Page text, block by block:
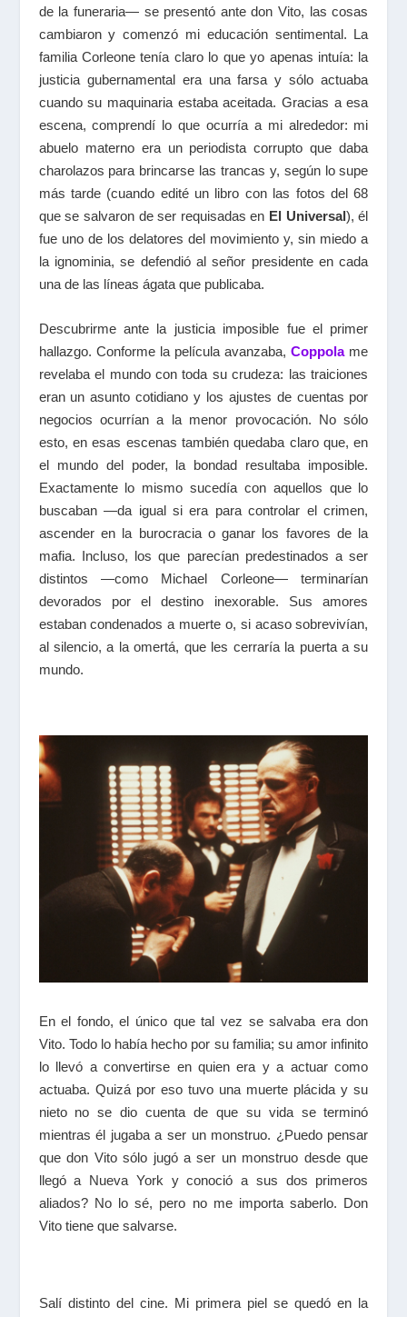
de la funeraria— se presentó ante don Vito, las cosas
cambiaron y comenzó mi educación sentimental. La
familia Corleone tenía claro lo que yo apenas intuía: la
justicia gubernamental era una farsa y sólo actuaba
cuando su maquinaria estaba aceitada. Gracias a esa
escena, comprendí lo que ocurría a mi alrededor: mi
abuelo materno era un periodista corrupto que daba
charolazos para brincarse las trancas y, según lo supe
más tarde (cuando edité un libro con las fotos del 68
que se salvaron de ser requisadas en El Universal), él
fue uno de los delatores del movimiento y, sin miedo a
la ignominia, se defendió al señor presidente en cada
una de las líneas ágata que publicaba.
Descubrirme ante la justicia imposible fue el primer
hallazgo. Conforme la película avanzaba,Coppolame
revelaba el mundo con toda su crudeza: las traiciones
eran un asunto cotidiano y los ajustes de cuentas por
negocios ocurrían a la menor provocación. No sólo
esto, en esas escenas también quedaba claro que, en
el mundo del poder, la bondad resultaba imposible.
Exactamente lo mismo sucedía con aquellos que lo
buscaban —da igual si era para controlar el crimen,
ascender en la burocracia o ganar los favores de la
mafia. Incluso, los que parecían predestinados a ser
distintos —como Michael Corleone— terminarían
devorados por el destino inexorable. Sus amores
estaban condenados a muerte o, si acaso sobrevivían,
al silencio, a la omertá, que les cerraría la puerta a su
mundo.
En el fondo, el único que tal vez se salvaba era don
Vito. Todo lo había hecho por su familia; su amor infinito
lo llevó a convertirse en quien era y a actuar como
actuaba. Quizá por eso tuvo una muerte plácida y su
nieto no se dio cuenta de que su vida se terminó
mientras él jugaba a ser un monstruo. ¿Puedo pensar
que don Vito sólo jugó a ser un monstruo desde que
llegó a Nueva York y conoció a sus dos primeros
aliados? No lo sé, pero no me importa saberlo. Don
Vito tiene que salvarse.
Salí distinto del cine. Mi primera piel se quedó en la